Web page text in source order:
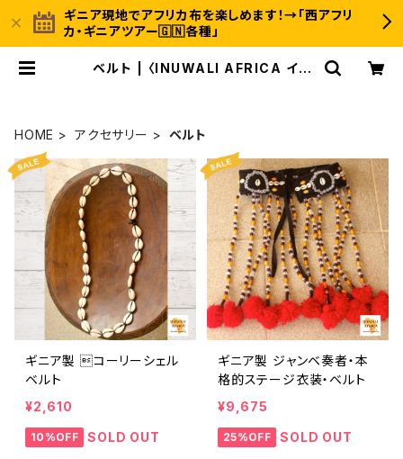
ギニア現地でアフリカ布を楽しめます！→「西アフリ
カ・ギニアツアー🇬🇳各種」
ベルト | 〈INUWALI AFRICA イヌ
HOME
アクセサリー ベルト
ギニア製 コーリーシェル
ベルト
¥2,610
10%OFF SOLD OUT
ギニア製 ジャンベ奏者・本
格的ステージ衣装・ベルト
¥9,675
25%OFF SOLD OUT